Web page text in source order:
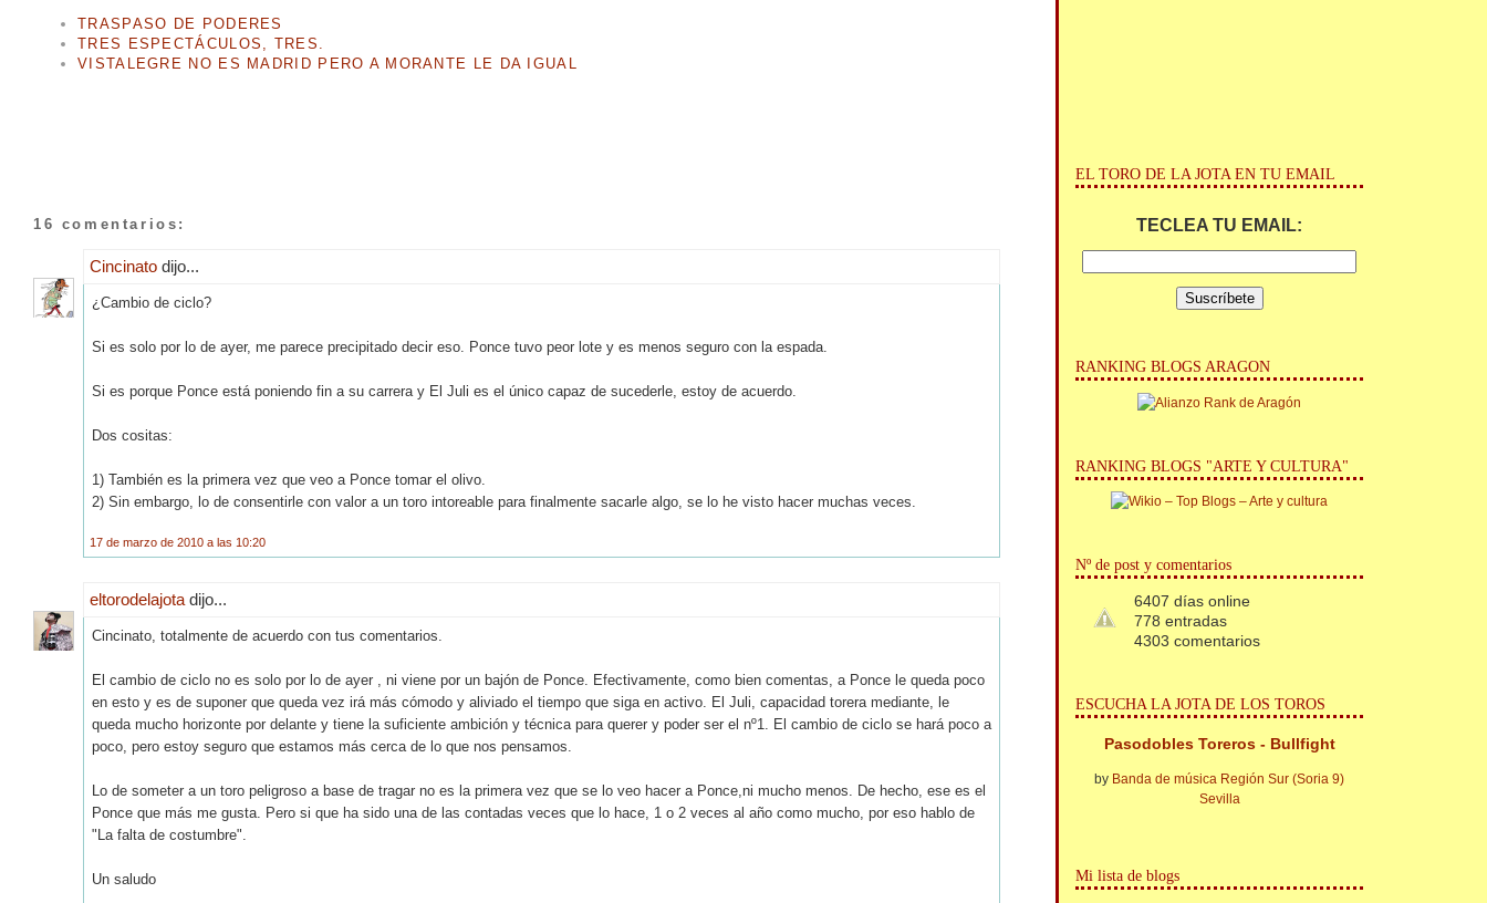
TRASPASO DE PODERES
TRES ESPECTÁCULOS, TRES.
VISTALEGRE NO ES MADRID PERO A MORANTE LE DA IGUAL
16 comentarios:
Cincinato dijo...
¿Cambio de ciclo?
Si es solo por lo de ayer, me parece precipitado decir eso. Ponce tuvo peor lote y es menos seguro con la espada.
Si es porque Ponce está poniendo fin a su carrera y El Juli es el único capaz de sucederle, estoy de acuerdo.
Dos cositas:
1) También es la primera vez que veo a Ponce tomar el olivo.
2) Sin embargo, lo de consentirle con valor a un toro intoreable para finalmente sacarle algo, se lo he visto hacer muchas veces.
17 de marzo de 2010 a las 10:20
eltorodelajota dijo...
Cincinato, totalmente de acuerdo con tus comentarios.
El cambio de ciclo no es solo por lo de ayer , ni viene por un bajón de Ponce. Efectivamente, como bien comentas, a Ponce le queda poco
en esto y es de suponer que queda vez irá más cómodo y aliviado el tiempo que siga en activo. El Juli, capacidad torera mediante, le
queda mucho horizonte por delante y tiene la suficiente ambición y técnica para querer y poder ser el nº1. El cambio de ciclo se hará poco a
poco, pero estoy seguro que estamos más cerca de lo que nos pensamos.
Lo de someter a un toro peligroso a base de tragar no es la primera vez que se lo veo hacer a Ponce,ni mucho menos. De hecho, ese es el
Ponce que más me gusta. Pero si que ha sido una de las contadas veces que lo hace, 1 o 2 veces al año como mucho, por eso hablo de
"La falta de costumbre".
Un saludo
EL TORO DE LA JOTA EN TU EMAIL
TECLEA TU EMAIL:
RANKING BLOGS ARAGON
RANKING BLOGS "ARTE Y CULTURA"
Nº de post y comentarios
6407 días online
778 entradas
4303 comentarios
ESCUCHA LA JOTA DE LOS TOROS
Pasodobles Toreros - Bullfight
by Banda de música Región Sur (Soria 9)
Sevilla
Mi lista de blogs